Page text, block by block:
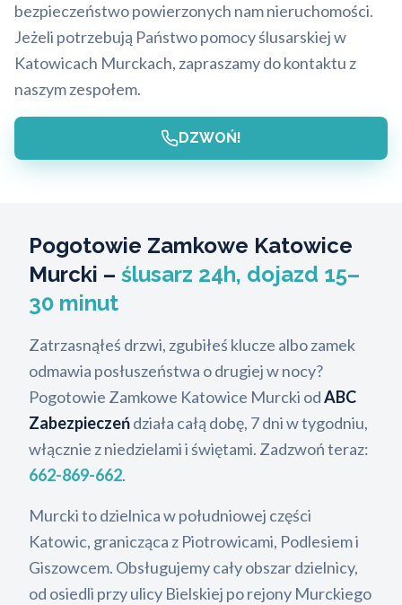
bezpieczeństwo powierzonych nam nieruchomości.
Jeżeli potrzebują Państwo pomocy ślusarskiej w
Katowicach Murckach, zapraszamy do kontaktu z
naszym zespołem.
DZWOŃ!
Pogotowie Zamkowe Katowice
Murcki – ślusarz 24h, dojazd 15–
30 minut
Zatrzasnąłeś drzwi, zgubiłeś klucze albo zamek
odmawia posłuszeństwa o drugiej w nocy?
Pogotowie Zamkowe Katowice Murcki odABC
Zabezpieczeńdziała całą dobę, 7 dni w tygodniu,
włącznie z niedzielami i świętami. Zadzwoń teraz:
662-869-662.
Murcki to dzielnica w południowej części
Katowic, granicząca z Piotrowicami, Podlesiem i
Giszowcem. Obsługujemy cały obszar dzielnicy,
od osiedli przy ulicy Bielskiej po rejony Murckiego